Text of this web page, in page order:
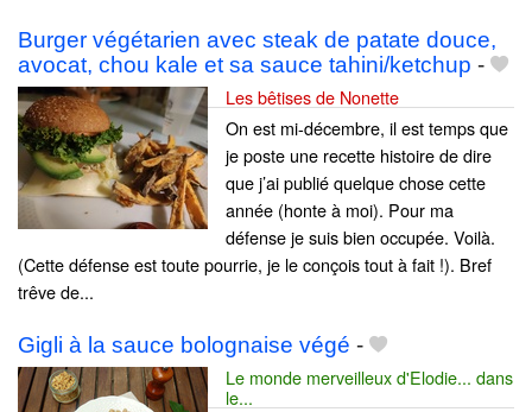
Burger végétarien avec steak de patate douce,
avocat, chou kale et sa sauce tahini/ketchup -
Les bêtises de Nonette
On est mi-décembre, il est temps que
je poste une recette histoire de dire
que j’ai publié quelque chose cette
année (honte à moi). Pour ma
défense je suis bien occupée. Voilà.
(Cette défense est toute pourrie, je le conçois tout à fait !). Bref
trêve de...
Gigli à la sauce bolognaise végé -
Le monde merveilleux d'Elodie... dans
le...